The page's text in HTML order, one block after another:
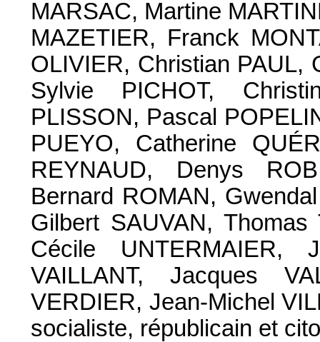
MARSAC, Martine
MAZETIER, Franck
OLIVIER, Christian PAUL,
Sylvie PICHOT,
PLISSON, Pascal
PUEYO, Catherine
REYNAUD, Denys
Bernard ROMAN,
Gilbert SAUVAN, Thomas
Cécile UNTERMAIER,
VAILLANT, Jacques
VERDIER, Jean-Michel
socialiste, républicain et